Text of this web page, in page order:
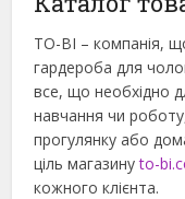
TO-BI – компанія,
гардероба для
все, що необхідно
навчання чи
прогулянку або
ціль магазинуto-
кожного клієнта.